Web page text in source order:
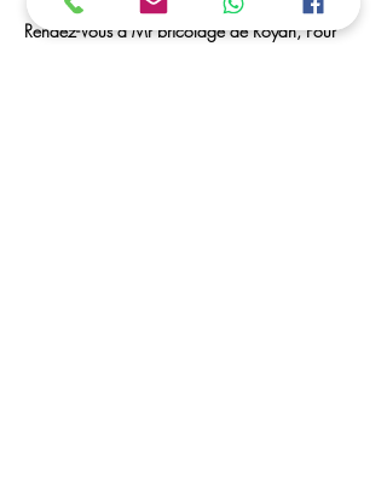
Rendez-Vous à Mr bricolage de Royan, Pour